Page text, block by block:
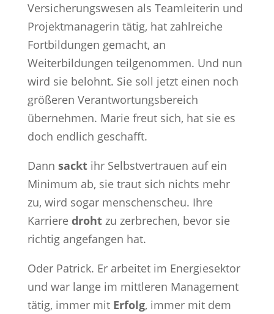
Versicherungswesen als Teamleiterin und
Projektmanagerin tätig, hat zahlreiche
Fortbildungen gemacht, an
Weiterbildungen teilgenommen. Und nun
wird sie belohnt. Sie soll jetzt einen noch
größeren Verantwortungsbereich
übernehmen. Marie freut sich, hat sie es
doch endlich geschafft.
Dann sacktihr Selbstvertrauen auf ein
Minimum ab, sie traut sich nichts mehr
zu, wird sogar menschenscheu. Ihre
Karriere drohtzu zerbrechen, bevor sie
richtig angefangen hat.
Oder Patrick. Er arbeitet im Energiesektor
und war lange im mittleren Management
tätig, immer mit Erfolg, immer mit dem